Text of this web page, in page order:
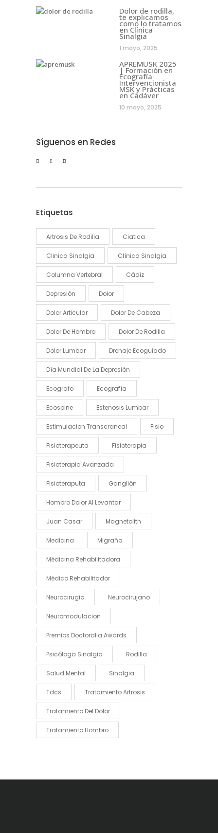
Dolor de rodilla,
te explicamos
como lo tratamos
en Clínica
Sinalgia
1 mayo, 2025
APREMUSK 2025
| Formación en
Ecografía
Intervencionista
MSK y Prácticas
en Cadáver
10 mayo, 2025
Síguenos en Redes
Etiquetas
Artrosis De Rodilla Ciatica
Clinica Sinalgia Clínica Sinalgia
Columna Vertebral Cádiz
Depresión Dolor
Dolor Articular Dolor De Cabeza
Dolor De Hombro Dolor De Rodilla
Dolor Lumbar Drenaje Ecoguiado
Día Mundial De La Depresión
Ecografo Ecografía
Ecospine Estenosis Lumbar
Estimulacion Transcraneal Fisio
Fisioterapeuta Fisioterapia
Fisioterapia Avanzada
Fisioteraputa Ganglión
Hombro Dolor Al Levantar
Juan Casar Magnetolith
Medicina Migraña
Médicina Rehabilitadora
Médico Rehabilitador
Neurocirugia Neurocirujano
Neuromodulacion
Premios Doctoralia Awards
Psicóloga Sinalgia Rodilla
Salud Mental Sinalgia
Tdcs Tratamiento Artrosis
Tratamiento Del Dolor
Tratamiento Hombro